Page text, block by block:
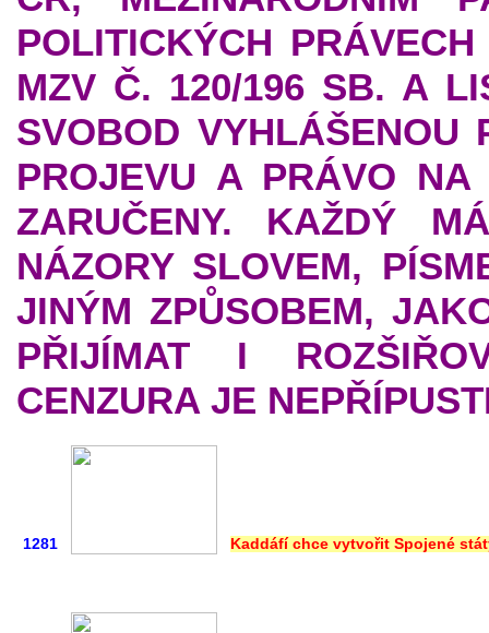
POLITICKÝCH
MZV Č. 120/196 SB. A
SVOBOD VYHLÁŠENOU
PROJEVU A PRÁVO NA
ZARUČENY. KAŽDÝ
NÁZORY SLOVEM,
JINÝM ZPŮSOBEM,
PŘIJÍMAT I
CENZURA JE
1281 Kaddáfí chce vytvořit Spojené